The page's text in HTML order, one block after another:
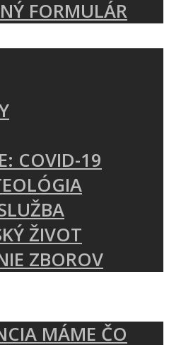
FORMULÁR
COVID-19
ŽIVOT
ZBOROV
MÁME ČO